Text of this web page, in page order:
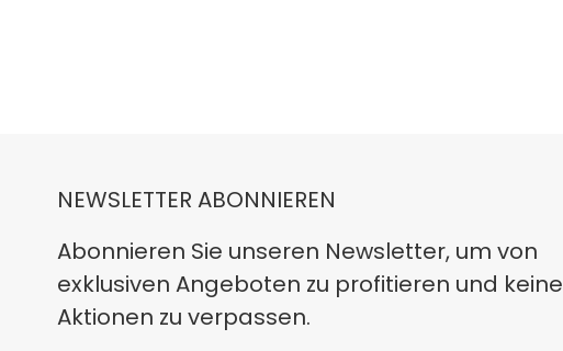
NEWSLETTER ABONNIEREN
Abonnieren Sie unseren Newsletter, um von
exklusiven Angeboten zu profitieren und keine
Aktionen zu verpassen.